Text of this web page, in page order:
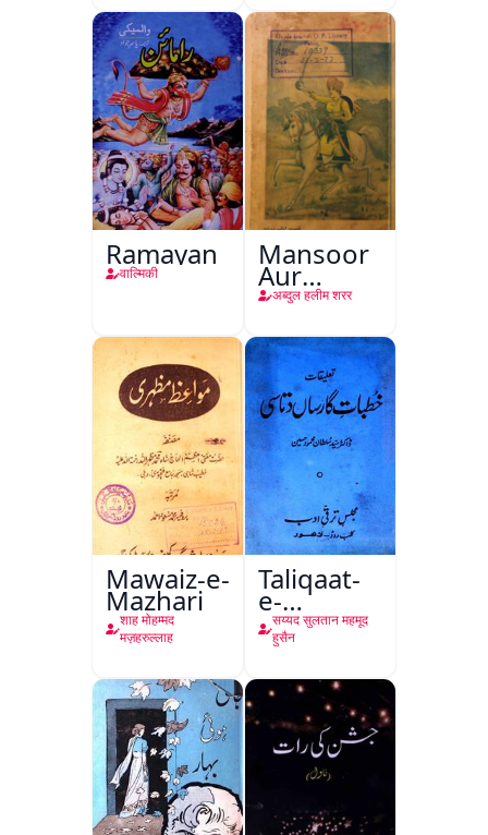
Mutala
Ramayan
वाल्मिकी
Mansoor
Aur
Mohina
अब्दुल हलीम शरर
Mawaiz-e-
Mazhari
शाह मोहम्मद
मज़हरुल्लाह
Taliqaat-
e-
Khutbat-
e-Garcin
सय्यद सुलतान महमूद
हुसैन